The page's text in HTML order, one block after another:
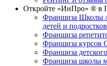
Откройте «ИнПро» ® в
Франшиза Школы
детей и подростков
Франшиза
Франшиза курсов
Франшиза
Франшиза школы